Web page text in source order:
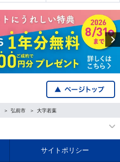
弘前市 大字若葉
サイトポリシー